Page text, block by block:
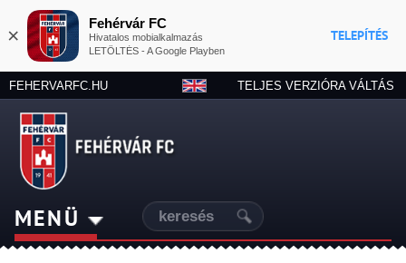
×
Fehérvár FC
Hivatalos mobialkalmazás
LETÖLTÉS - A Google Playben
TELEPÍTÉS
FEHERVARFC.HU TELJES VERZIÓRA VÁLTÁS
MENÜ